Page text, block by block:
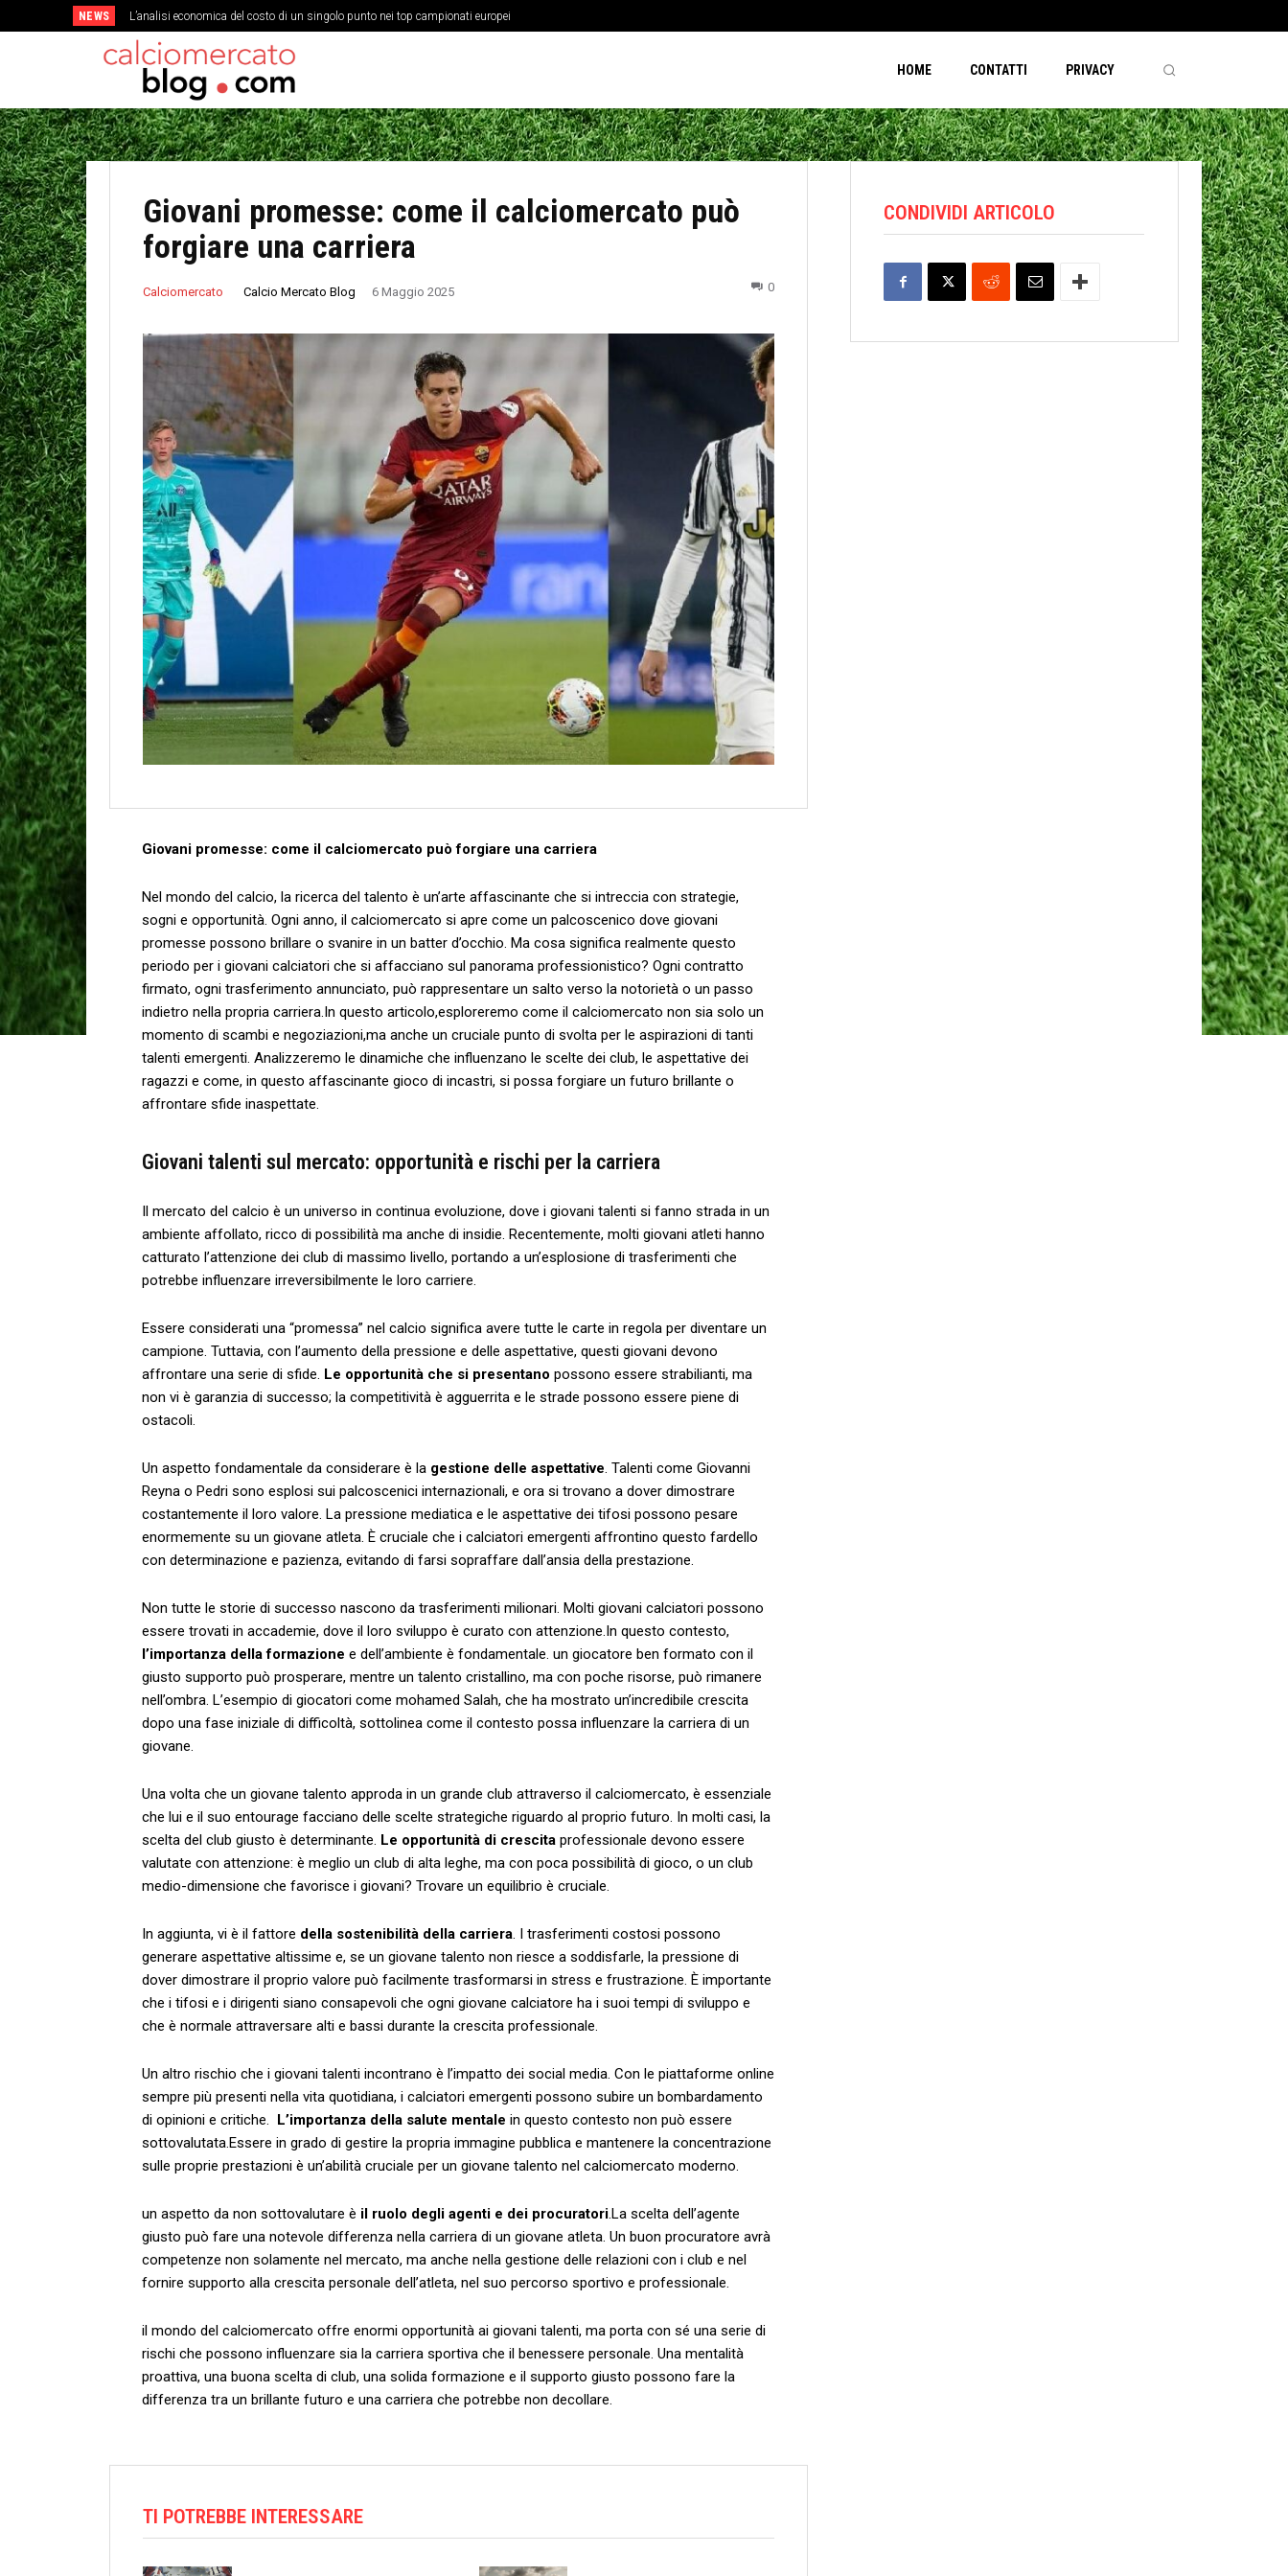
NEWS L’analisi economica del costo di un singolo punto nei top campionati europei
Come la cultura del gioco corto ha cambiato la struttura fisica dei centrocampisti
HOME CONTATTI PRIVACY
Giovani promesse: come il calciomercato può
forgiare una carriera
Calciomercato Calcio Mercato Blog 6 Maggio 2025 0
Giovani promesse: come il⁣ calciomercato può forgiare una carriera
Nel mondo del calcio, la ricerca del talento è un’arte affascinante che si​ intreccia con strategie,
sogni e opportunità. Ogni anno, il calciomercato si apre come un palcoscenico dove giovani⁢
promesse possono brillare o svanire in un batter d’occhio. Ma cosa significa realmente questo⁢
periodo per i giovani ⁢calciatori che si affacciano sul panorama professionistico? Ogni contratto
firmato, ogni trasferimento annunciato, può rappresentare​ un salto verso la notorietà o un ⁤passo
indietro nella propria carriera.In questo articolo,esploreremo come il calciomercato non sia solo un
⁣momento di scambi e negoziazioni,ma anche un ⁤cruciale punto ⁣di svolta per le aspirazioni⁢ di tanti
talenti emergenti. Analizzeremo le dinamiche che influenzano le ​scelte dei club, le aspettative dei
ragazzi e‍ come, in questo affascinante‌ gioco di incastri, si possa forgiare‍ un futuro brillante o
affrontare sfide inaspettate.
Giovani talenti sul mercato: opportunità e ⁢rischi⁤ per la carriera
Il mercato del calcio è un universo in continua evoluzione, dove i giovani talenti si fanno strada in un
ambiente affollato, ricco di possibilità⁤ ma anche di insidie. Recentemente, molti giovani atleti hanno
catturato l’attenzione dei club di massimo livello, portando a un’esplosione di ⁤trasferimenti che
potrebbe influenzare irreversibilmente le loro carriere.
Essere considerati ​una “promessa” nel calcio significa avere tutte le carte in regola per diventare un
campione. Tuttavia, con l’aumento della pressione e delle aspettative, questi giovani devono
affrontare una serie di sfide. Le⁢ opportunità che ​si presentano possono essere strabilianti, ma
non vi è‌ garanzia di successo; la competitività ⁣è agguerrita e le strade possono essere piene⁢ di⁢
ostacoli.
Un aspetto fondamentale da considerare ‌è la gestione delle aspettative. Talenti come Giovanni
Reyna o Pedri sono‌ esplosi sui palcoscenici internazionali, e ora si trovano a dover dimostrare
costantemente il loro valore. La pressione‍ mediatica e le aspettative dei tifosi possono pesare
enormemente su un⁤ giovane atleta. È cruciale che i calciatori emergenti affrontino questo fardello
con determinazione e pazienza, evitando di farsi sopraffare dall’ansia della prestazione.
Non tutte le storie di successo nascono da trasferimenti milionari. Molti giovani⁢ calciatori possono
⁤essere trovati in accademie, dove il loro sviluppo è curato con attenzione.In⁣ questo contesto, ⁣
l’importanza della formazione e dell’ambiente è fondamentale. un giocatore ben ⁤formato con ‍il
giusto supporto può prosperare, mentre un talento cristallino, ma con poche risorse, può rimanere
nell’ombra. L’esempio di giocatori come ​mohamed Salah, che ha mostrato un’incredibile crescita
dopo una fase iniziale ‍di difficoltà, sottolinea come il contesto ⁤possa influenzare la carriera di un
giovane.
Una volta che un giovane talento approda in un grande club attraverso il calciomercato, è essenziale
che lui e il suo entourage facciano delle scelte ‌strategiche riguardo al proprio futuro. In molti casi, la
scelta del ⁣club giusto è determinante. Le⁤ opportunità di crescita professionale‌ devono essere
valutate con ⁤attenzione: è meglio un club di ⁣alta leghe, ​ma con poca possibilità di​ gioco, ⁣o un club
medio-dimensione che favorisce i giovani? Trovare un equilibrio è cruciale.
In aggiunta, vi è il fattore della sostenibilità della carriera.​ I trasferimenti costosi possono
generare aspettative altissime e, se un⁤ giovane talento non riesce a soddisfarle, la pressione di
dover dimostrare⁢ il proprio valore può ⁣facilmente trasformarsi in stress e frustrazione. È importante
che i tifosi e ‍i dirigenti siano consapevoli che ogni giovane‍ calciatore ha i suoi tempi di sviluppo e
che è normale attraversare alti e bassi durante la crescita professionale.
Un altro ⁤rischio che i giovani talenti​ incontrano è l’impatto dei social media. Con le piattaforme ‍online
sempre ​più presenti nella vita quotidiana, i calciatori emergenti possono subire un bombardamento
di opinioni e critiche. ​ L’importanza della salute mentale in questo contesto non può essere⁤
sottovalutata.Essere in ‍grado di gestire la propria immagine pubblica e mantenere la ⁣concentrazione
sulle proprie prestazioni è un’abilità cruciale per un giovane talento nel calciomercato moderno.
un aspetto da non sottovalutare è il ⁤ruolo‌ degli agenti⁣ e dei procuratori.La scelta dell’agente
giusto può fare​ una notevole differenza⁤ nella carriera di un giovane atleta. Un buon ‌procuratore avrà
competenze non solamente nel⁣ mercato,‍ ma ‌anche nella gestione delle relazioni con i club e nel
fornire supporto alla crescita personale dell’atleta, nel suo percorso ‍sportivo e professionale.
il mondo‌ del calciomercato offre enormi opportunità ai giovani talenti, ma‍ porta con sé una serie di
rischi che possono influenzare sia la carriera sportiva che ⁢il benessere personale. Una mentalità
proattiva, una buona scelta​ di club, una solida formazione e il supporto giusto possono ‌fare la
differenza ⁢tra un brillante‌ futuro e una carriera che potrebbe⁣ non decollare.
TI POTREBBE INTERESSARE
CONDIVIDI ARTICOLO